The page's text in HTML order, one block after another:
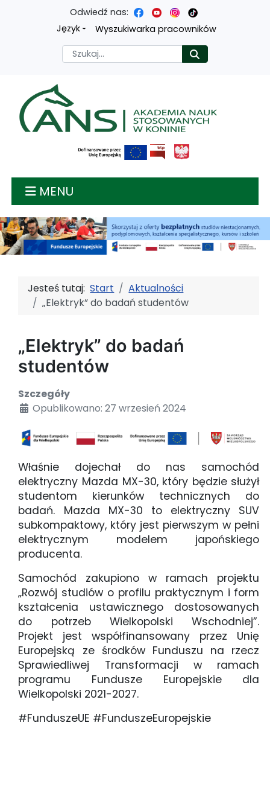
Przejdź
treści
głównej
Przejdź
menu
nawigacyjnego
Przejdź
wyszukiwarki
Przejdź
mapy
strony
Odwiedź nas:
Język
Wyszukiwarka pracowników
Szukaj
Akademia nauk
MENU
Jesteś tutaj:Start
Aktualności
„Elektryk” do badań studentów
„Elektryk” do badań
studentów
Szczegóły
Opublikowano: 27 wrzesień 2024
Właśnie dojechał do nas samochód
elektryczny Mazda MX-30, który będzie służył
studentom kierunków technicznych do
badań. Mazda MX-30 to elektryczny SUV
subkompaktowy, który jest pierwszym w pełni
elektrycznym modelem japońskiego
producenta.
Samochód zakupiono w ramach projektu
„Rozwój studiów o profilu praktycznym i form
kształcenia ustawicznego dostosowanych
do potrzeb Wielkopolski Wschodniej”.
Projekt jestwspółfinansowany przez Unię
Europejską ze środków Funduszu na rzecz
Sprawiedliwej Transformacji w ramach
programu Fundusze Europejskie dla
Wielkopolski 2021-2027.
#FunduszeUE #FunduszeEuropejskie